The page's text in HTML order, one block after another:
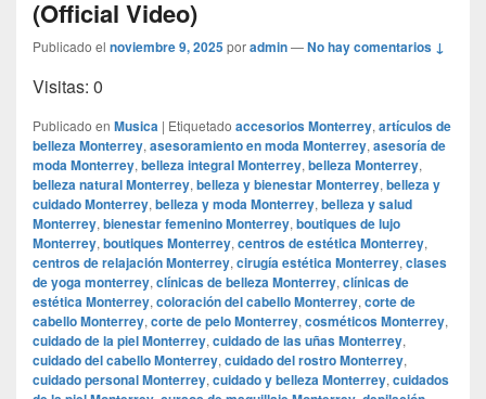
(Official Video)
Publicado el noviembre 9, 2025poradmin—No hay comentarios ↓
Visitas: 0
Publicado en Musica | Etiquetado accesorios Monterrey, artículos de
belleza Monterrey, asesoramiento en moda Monterrey, asesoría de
moda Monterrey, belleza integral Monterrey, belleza Monterrey,
belleza natural Monterrey, belleza y bienestar Monterrey, belleza y
cuidado Monterrey, belleza y moda Monterrey, belleza y salud
Monterrey, bienestar femenino Monterrey, boutiques de lujo
Monterrey, boutiques Monterrey, centros de estética Monterrey,
centros de relajación Monterrey, cirugía estética Monterrey, clases
de yoga monterrey, clínicas de belleza Monterrey, clínicas de
estética Monterrey, coloración del cabello Monterrey, corte de
cabello Monterrey, corte de pelo Monterrey, cosméticos Monterrey,
cuidado de la piel Monterrey, cuidado de las uñas Monterrey,
cuidado del cabello Monterrey, cuidado del rostro Monterrey,
cuidado personal Monterrey, cuidado y belleza Monterrey, cuidados